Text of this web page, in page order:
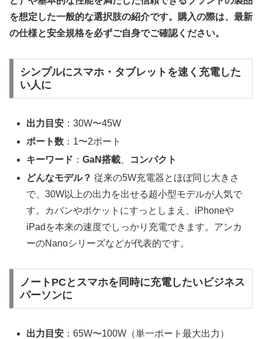
を想定した一般的な選択肢の紹介です。購入の際は、最新
の仕様と安全規格を必ずご自身でご確認ください。
シンプルにスマホ・タブレットを速く充電した
い人に
出力目安 ：30W〜45W
ポート数 ：1〜2ポート
キーワード ：GaN搭載
コンパクト
どんなモデル？ 従来の5W充電器とほぼ同じ大きさ
で、30W以上の出力を出せる超小型モデルが人気で
す。カバンやポケットにすっとしまえ、iPhoneや
iPadを本来の速度でしっかり充電できます。アンカ
ーのNanoシリーズなどが代表的です。
ノートPCとスマホを同時に充電したいビジネス
パーソンに
出力目安 ：65W〜100W（単一ポート最大出力）